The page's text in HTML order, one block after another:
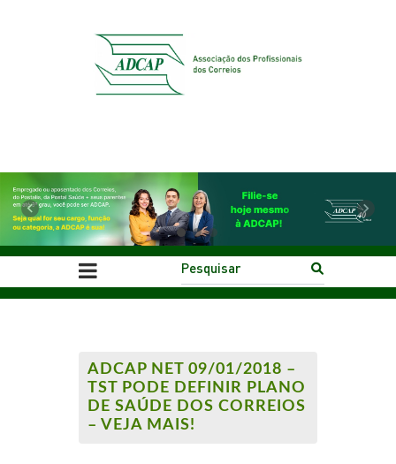
Previous Next
ADCAP NET 09/01/2018 –
TST PODE DEFINIR PLANO
DE SAÚDE DOS CORREIOS
– VEJA MAIS!